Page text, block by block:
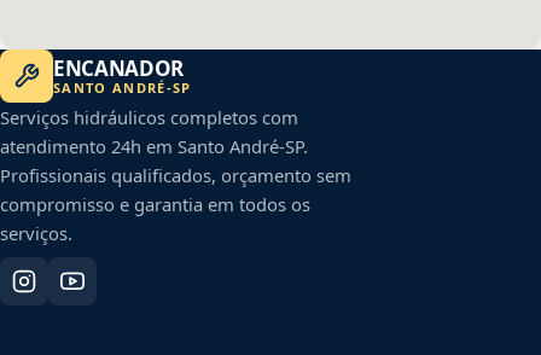
ENCANADOR
SANTO ANDRÉ-SP
Serviços hidráulicos completos com
atendimento 24h em Santo André-SP.
Profissionais qualificados, orçamento sem
compromisso e garantia em todos os
serviços.